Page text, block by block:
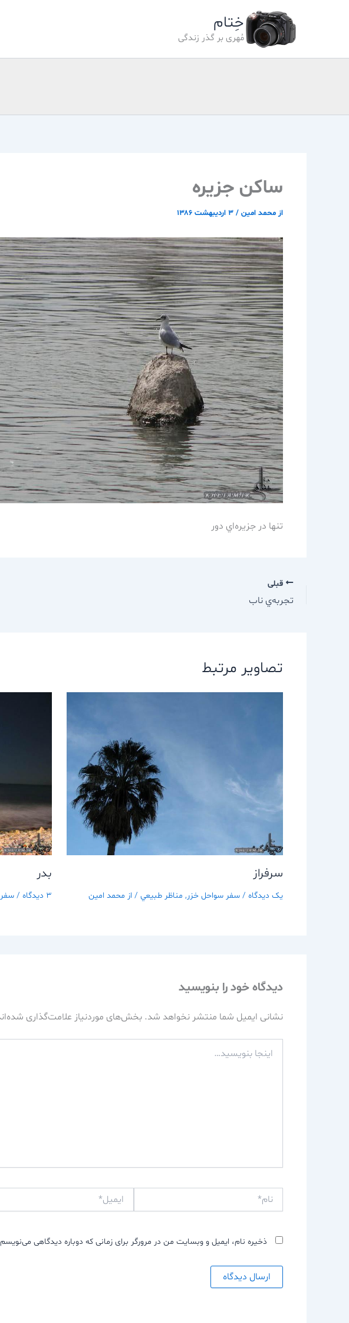
خِتام
مُهری بر گذر زندگی
ساكن جزيره
از محمد امین / ۳ اردیبهشت ۱۳۸۶
تنها در جزيره‌اي دور
قبلی
تجربه‌ي ناب
تصاویر مرتبط
سرفراز
یک دیدگاه / سفر سواحل خزر, مناظر طبيعي / از محمد امین
بدر
3 دیدگاه /
دیدگاه‌ خود را بنویسید
نشانی ایمیل شما منتشر نخواهد شد. بخش‌های موردنیاز علامت‌گذاری
بنویسید…
ذخیره نام، ایمیل و وبسایت من در مرورگر برای زمانی که دوباره دیدگاهی